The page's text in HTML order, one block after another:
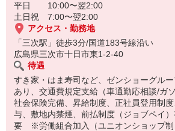
平日 10:00〜翌2:00
土日祝 7:00〜翌2:00
アクセス・勤務地
「三次駅」徒歩3分/国道183号線沿い
広島県三次市十日市東1-2-40
待遇
すき家・はま寿司など、ゼンショーグル
あり、交通費規定支給（車通勤応相談/ガ
社会保険完備、昇給制度、正社員登用制
与、敷地内禁煙、前払制度（ジョブペイ
要 ※労働組合加入（ユニオンショップ制